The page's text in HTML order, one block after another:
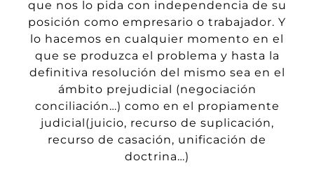
que nos lo pida con independencia de su
posición como empresario o trabajador. Y
lo hacemos en cualquier momento en el
que se produzca el problema y hasta la
definitiva resolución del mismo sea en el
ámbito prejudicial (negociación
conciliación…) como en el propiamente
judicial(juicio, recurso de suplicación,
recurso de casación, unificación de
doctrina…)